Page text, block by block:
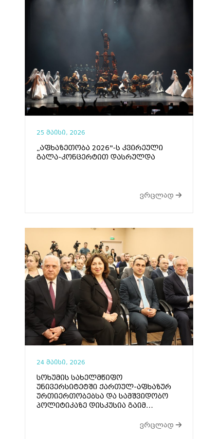
25 მაისი, 2026
„აფხაზეთობა 2026"-ს კვირეული
გალა-კონცერტით დასრულდა
ვრცლად
24 მაისი, 2026
სოხუმის სახელმწიფო
უნივერსიტეტში ქართულ-აფხაზურ
ურთიერთობებსა და სამშვიდობო
პოლიტიკაზე დისკუსია გაიმ...
ვრცლად